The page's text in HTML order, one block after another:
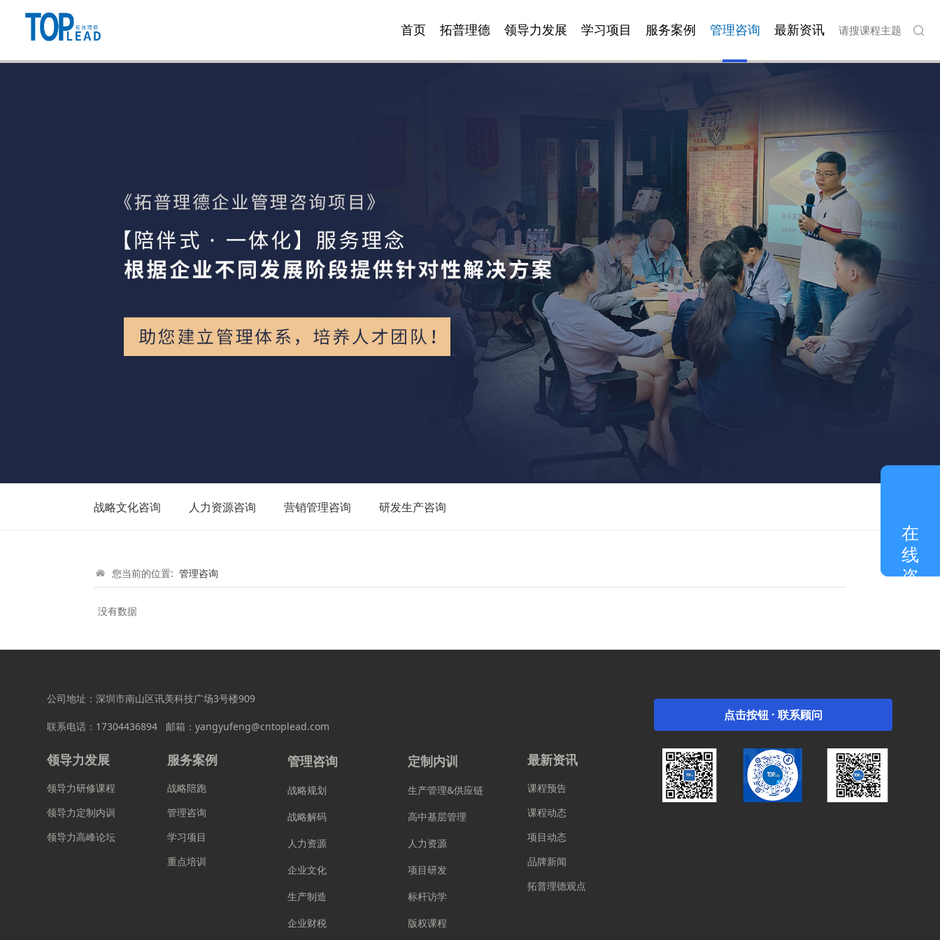
首页 拓普理德 领导力发展 学习项目 服务案例 管理咨询 最新资讯
战略文化咨询 人力资源咨询 营销管理咨询 研发生产咨询
您当前的位置:管理咨询
没有数据
公司地址：深圳市南山区讯美科技广场3号楼909
联系电话： 17304436894 邮箱：yangyufeng@cntoplead.com
点击按钮 · 联系顾问
领导力发展
领导力研修课程
领导力定制内训
领导力高峰论坛
服务案例
战略陪跑
管理咨询
学习项目
重点培训
管理咨询
战略规划
战略解码
人力资源
企业文化
生产制造
企业财税
定制内训
生产管理&供应链
高中基层管理
人力资源
项目研发
标杆访学
版权课程
最新资讯
课程预告
课程动态
项目动态
品牌新闻
拓普理德观点
在
线
咨